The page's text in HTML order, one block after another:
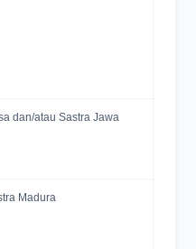
dan/atau Sastra Jawa
Madura